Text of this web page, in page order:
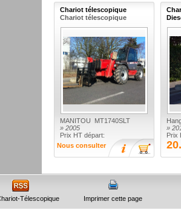
Chariot télescopique
Chariot télescopique
MANITOU MT1740SLT
» 2005
Prix HT départ:
Nous consulter
»
Prix
Télescopique Imprimer cette page